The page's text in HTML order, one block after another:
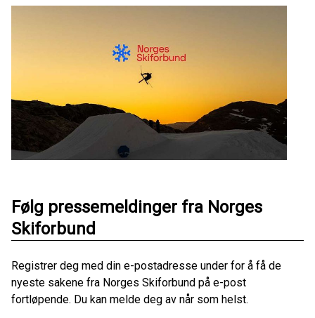
Følg pressemeldinger fra Norges
Skiforbund
Registrer deg med din e-postadresse under for å få de
nyeste sakene fra Norges Skiforbund på e-post
fortløpende. Du kan melde deg av når som helst.